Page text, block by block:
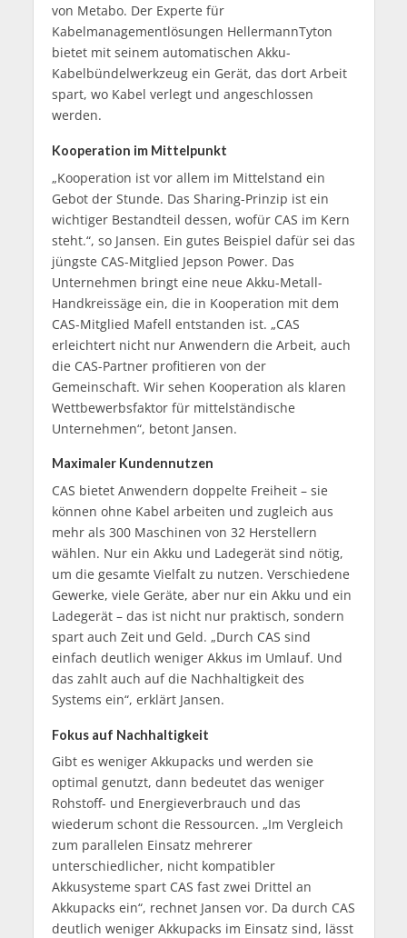
von Metabo. Der Experte für
Kabelmanagementlösungen HellermannTyton
bietet mit seinem automatischen Akku-
Kabelbündelwerkzeug ein Gerät, das dort Arbeit
spart, wo Kabel verlegt und angeschlossen
werden.
Kooperation im Mittelpunkt
„Kooperation ist vor allem im Mittelstand ein
Gebot der Stunde. Das Sharing-Prinzip ist ein
wichtiger Bestandteil dessen, wofür CAS im Kern
steht.“, so Jansen. Ein gutes Beispiel dafür sei das
jüngste CAS-Mitglied Jepson Power. Das
Unternehmen bringt eine neue Akku-Metall-
Handkreissäge ein, die in Kooperation mit dem
CAS-Mitglied Mafell entstanden ist. „CAS
erleichtert nicht nur Anwendern die Arbeit, auch
die CAS-Partner profitieren von der
Gemeinschaft. Wir sehen Kooperation als klaren
Wettbewerbsfaktor für mittelständische
Unternehmen“, betont Jansen.
Maximaler Kundennutzen
CAS bietet Anwendern doppelte Freiheit – sie
können ohne Kabel arbeiten und zugleich aus
mehr als 300 Maschinen von 32 Herstellern
wählen. Nur ein Akku und Ladegerät sind nötig,
um die gesamte Vielfalt zu nutzen. Verschiedene
Gewerke, viele Geräte, aber nur ein Akku und ein
Ladegerät – das ist nicht nur praktisch, sondern
spart auch Zeit und Geld. „Durch CAS sind
einfach deutlich weniger Akkus im Umlauf. Und
das zahlt auch auf die Nachhaltigkeit des
Systems ein“, erklärt Jansen.
Fokus auf Nachhaltigkeit
Gibt es weniger Akkupacks und werden sie
optimal genutzt, dann bedeutet das weniger
Rohstoff- und Energieverbrauch und das
wiederum schont die Ressourcen. „Im Vergleich
zum parallelen Einsatz mehrerer
unterschiedlicher, nicht kompatibler
Akkusysteme spart CAS fast zwei Drittel an
Akkupacks ein“, rechnet Jansen vor. Da durch CAS
deutlich weniger Akkupacks im Einsatz sind, lässt